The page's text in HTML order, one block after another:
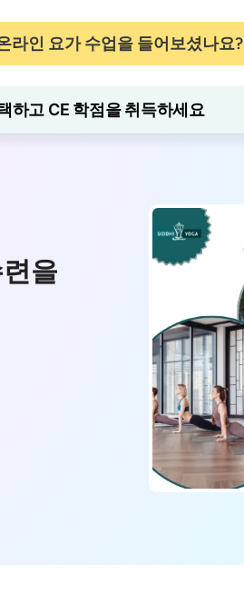
라인 요가 수업을 들어보셨나요?
하고 CE 학점을 취득하세요
을